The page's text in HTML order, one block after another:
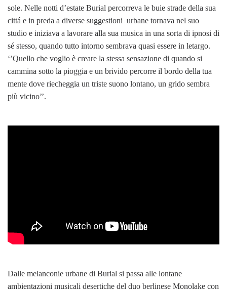
sole. Nelle notti d’estate Burial percorreva le buie strade della sua
cittá e in preda a diverse suggestioni urbane tornava nel suo
studio e iniziava a lavorare alla sua musica in una sorta di ipnosi di
sé stesso, quando tutto intorno sembrava quasi essere in letargo.
‘’Quello che voglio è creare la stessa sensazione di quando si
cammina sotto la pioggia e un brivido percorre il bordo della tua
mente dove riecheggia un triste suono lontano, un grido sembra
più vicino’’.
Dalle melanconie urbane di Burial si passa alle lontane
ambientazioni musicali desertiche del duo berlinese Monolake con